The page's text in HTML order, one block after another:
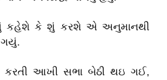
કહેશે કે શું કરશે એ અનુમાનથી
કરતી આખી સભા બેઠી થઇ ગઈ,